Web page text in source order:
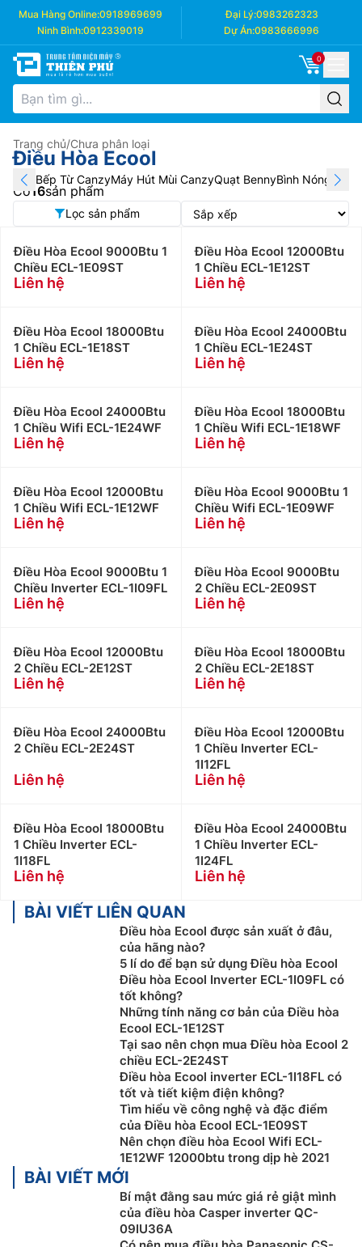
Mua Hàng Online:0918969699 Đại Lý:0983262323
Ninh Bình:0912339019 Dự Án:0983666996
0
Trang chủ/Chưa phân loại
Điều Hòa Ecool
Bếp Từ CanzyMáy Hút Mùi CanzyQuạt BennyBình Nóng
Có 16sản phẩm
Lọc sản phẩm
Điều Hòa Ecool 9000Btu 1
Chiều ECL-1E09ST
Liên hệ
Điều Hòa Ecool 12000Btu
1 Chiều ECL-1E12ST
Liên hệ
Điều Hòa Ecool 18000Btu
1 Chiều ECL-1E18ST
Liên hệ
Điều Hòa Ecool 24000Btu
1 Chiều ECL-1E24ST
Liên hệ
Điều Hòa Ecool 24000Btu
1 Chiều Wifi ECL-1E24WF
Liên hệ
Điều Hòa Ecool 18000Btu
1 Chiều Wifi ECL-1E18WF
Liên hệ
Điều Hòa Ecool 12000Btu
1 Chiều Wifi ECL-1E12WF
Liên hệ
Điều Hòa Ecool 9000Btu 1
Chiều Wifi ECL-1E09WF
Liên hệ
Điều Hòa Ecool 9000Btu 1
Chiều Inverter ECL-1I09FL
Liên hệ
Điều Hòa Ecool 9000Btu
2 Chiều ECL-2E09ST
Liên hệ
Điều Hòa Ecool 12000Btu
2 Chiều ECL-2E12ST
Liên hệ
Điều Hòa Ecool 18000Btu
2 Chiều ECL-2E18ST
Liên hệ
Điều Hòa Ecool 24000Btu
2 Chiều ECL-2E24ST
Liên hệ
Điều Hòa Ecool 12000Btu
1 Chiều Inverter ECL-
1I12FL
Liên hệ
Điều Hòa Ecool 18000Btu
1 Chiều Inverter ECL-
1I18FL
Liên hệ
Điều Hòa Ecool 24000Btu
1 Chiều Inverter ECL-
1I24FL
Liên hệ
BÀI VIẾT LIÊN QUAN
Điều hòa Ecool được sản xuất ở đâu,
của hãng nào?
5 lí do để bạn sử dụng Điều hòa Ecool
Điều hòa Ecool Inverter ECL-1I09FL có
tốt không?
Những tính năng cơ bản của Điều hòa
Ecool ECL-1E12ST
Tại sao nên chọn mua Điều hòa Ecool 2
chiều ECL-2E24ST
Điều hòa Ecool inverter ECL-1I18FL có
tốt và tiết kiệm điện không?
Tìm hiểu về công nghệ và đặc điểm
của Điều hòa Ecool ECL-1E09ST
Nên chọn điều hòa Ecool Wifi ECL-
1E12WF 12000btu trong dịp hè 2021
BÀI VIẾT MỚI
Bí mật đằng sau mức giá rẻ giật mình
của điều hòa Casper inverter QC-
09IU36A